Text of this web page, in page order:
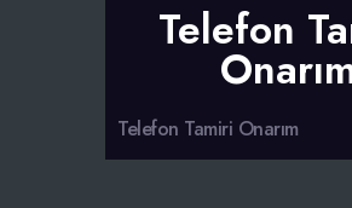
Telefon
Telefon Tamiri Onarım